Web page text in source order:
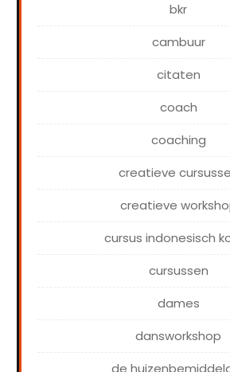
bkr
cambuur
citaten
coach
coaching
creatieve
creatieve
cursus indonesisch
cursussen
dames
dansworkshop
de